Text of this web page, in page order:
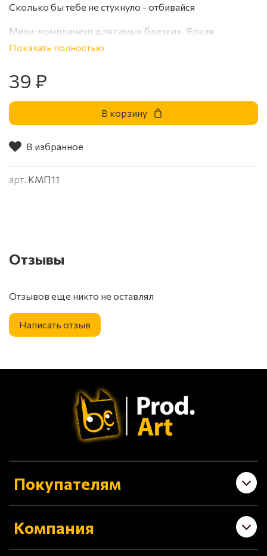
В избранное
арт. КМП11
Сколько бы тебе не стукнуло - отбивайся
Мини-комплимент для самых близких. Яркая
коробочка с самыми важными словами и вкусной
ванильного суфле в яркой обёртке
Размер: 4*4*3 см.
Показать полностью
39 ₽
В корзину
Отзывы
Отзывов еще никто не оставлял
Написать отзыв
Покупателям
Компания